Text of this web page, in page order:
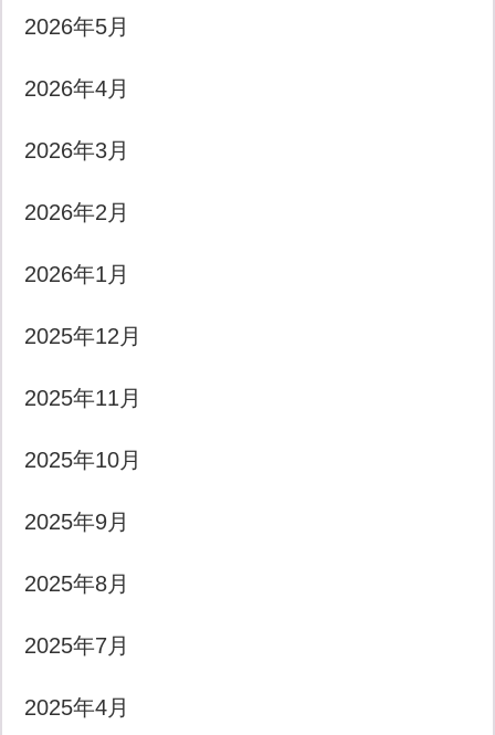
2026年5月
2026年4月
2026年3月
2026年2月
2026年1月
2025年12月
2025年11月
2025年10月
2025年9月
2025年8月
2025年7月
2025年4月